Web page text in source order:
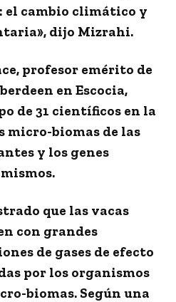
cambio climático y
dijo Mizrahi.
profesor emérito de
en Escocia,
de 31 científicos en la
micro-biomas de las
y los genes
que las vacas
con grandes
de gases de efecto
por los organismos
biomas. Según una